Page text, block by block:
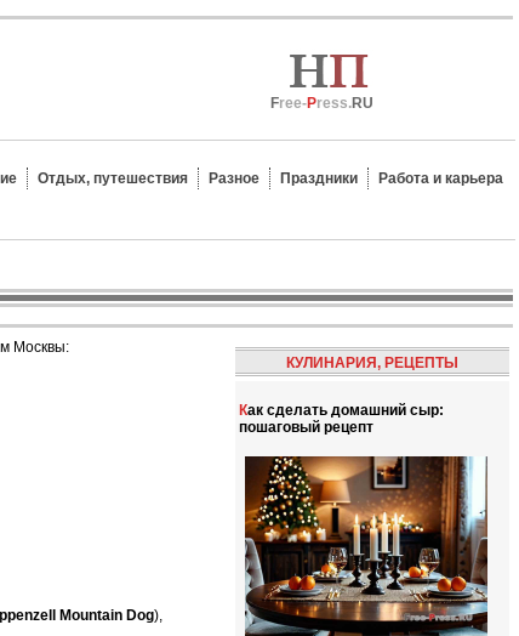
Free-Press.RU
Отдых, путешествия Разное Праздники
Работа и карьера
Москвы:
Mountain Dog),
КУЛИНАРИЯ, РЕЦЕПТЫ
Как сделать домашний сыр:
пошаговый рецепт